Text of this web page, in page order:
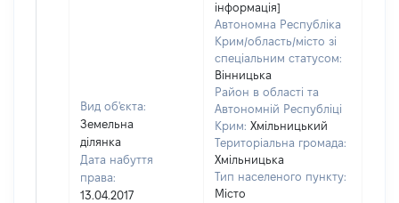
Вид об'єкта:
Земельна
ділянка
Дата набуття
права:
13.04.2017
інформація]
Автономна Республіка
Крим/область/місто зі
спеціальним статусом:
Вінницька
Район в області та
Автономній Республіці
Крим: Хмільницький
Територіальна громада:
Хмільницька
Тип населеного пункту:
Місто